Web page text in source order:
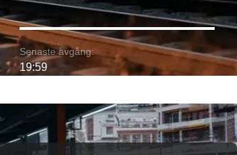
Senaste avgång:
19:59